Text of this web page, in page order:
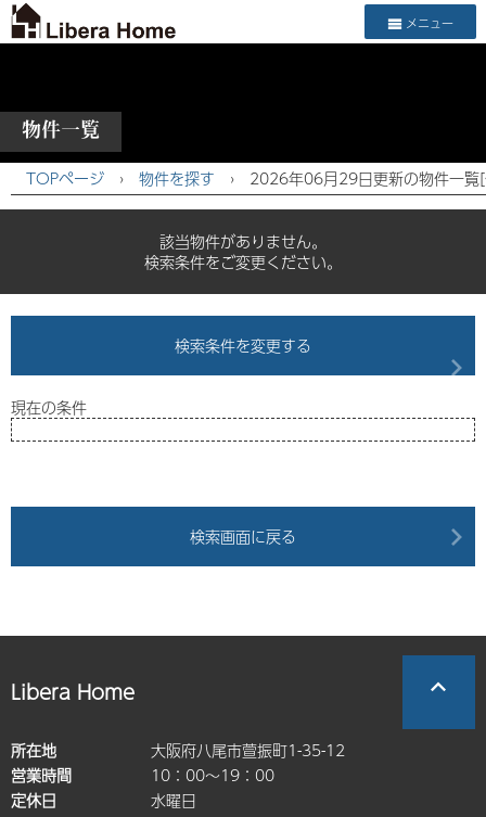
メニュー
物件一覧
TOPページ › 物件を探す › 2026年06月29日更新の物件一覧
該当物件がありません。
検索条件をご変更ください。
検索条件を変更する
現在の条件
検索画面に戻る
Libera Home
所在地
大阪府八尾市萱振町1-35-12
営業時間
10：00～19：00
定休日
水曜日